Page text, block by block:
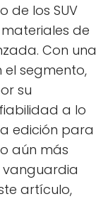
de los SUV
de
Con una
segmento,
su
a lo
edición para
aún más
vanguardia
artículo,